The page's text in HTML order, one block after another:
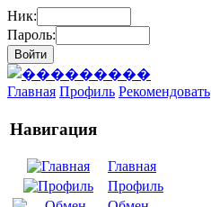
Ник:
Пароль:
Главная Профиль Рекомендовать
Навигация
Главная
Профиль